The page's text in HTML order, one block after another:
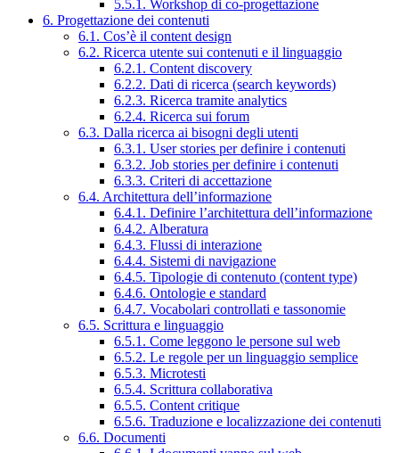
5.5.1. Workshop di co-progettazione
6. Progettazione dei contenuti
6.1. Cos’è il content design
6.2. Ricerca utente sui contenuti e il linguaggio
6.2.1. Content discovery
6.2.2. Dati di ricerca (search keywords)
6.2.3. Ricerca tramite analytics
6.2.4. Ricerca sui forum
6.3. Dalla ricerca ai bisogni degli utenti
6.3.1. User stories per definire i contenuti
6.3.2. Job stories per definire i contenuti
6.3.3. Criteri di accettazione
6.4. Architettura dell’informazione
6.4.1. Definire l’architettura dell’informazione
6.4.2. Alberatura
6.4.3. Flussi di interazione
6.4.4. Sistemi di navigazione
6.4.5. Tipologie di contenuto (content type)
6.4.6. Ontologie e standard
6.4.7. Vocabolari controllati e tassonomie
6.5. Scrittura e linguaggio
6.5.1. Come leggono le persone sul web
6.5.2. Le regole per un linguaggio semplice
6.5.3. Microtesti
6.5.4. Scrittura collaborativa
6.5.5. Content critique
6.5.6. Traduzione e localizzazione dei contenuti
6.6. Documenti